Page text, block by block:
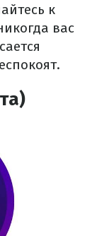
к
вас